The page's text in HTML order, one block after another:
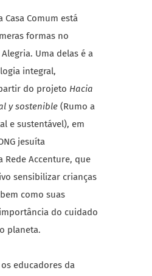
Casa Comum está
formas no
Uma delas é a
integral,
do projeto Hacia
y sostenible (Rumo a
e sustentável), em
jesuíta
Rede Accenture, que
sensibilizar crianças
como suas
do cuidado
planeta.
educadores da